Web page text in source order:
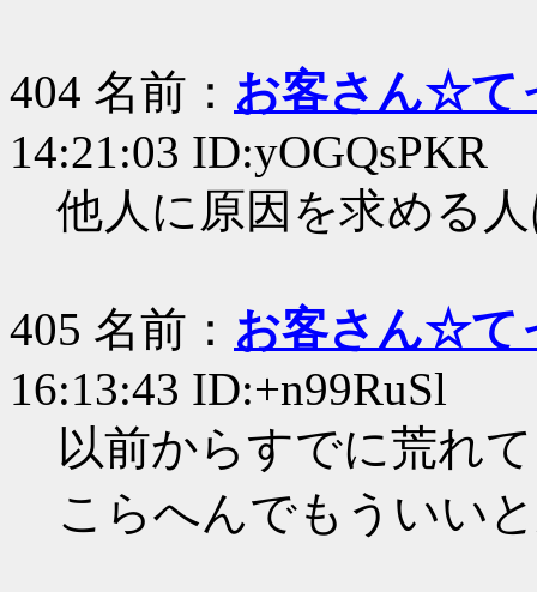
404 名前： お客さん☆て
14:21:03 ID:yOGQsPKR
他人に原因を求める
405 名前： お客さん☆て
16:13:43 ID:+n99RuSl
以前からすでに荒れ
こらへんでもういい